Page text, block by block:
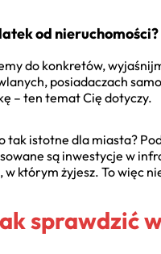
od nieruchomości?
do konkretów,
posiadaczach
– ten temat Cię dotyczy.
tak istotne dla miasta?
są inwestycje w
w którym żyjesz. To więc
sprawdzić